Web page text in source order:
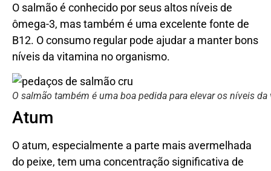
O salmão é conhecido por seus altos níveis de
ômega-3, mas também é uma excelente fonte de
B12. O consumo regular pode ajudar a manter bons
níveis da vitamina no organismo.
O salmão também é uma boa pedida para elevar os níveis
Atum
O atum, especialmente a parte mais avermelhada
do peixe, tem uma concentração significativa de